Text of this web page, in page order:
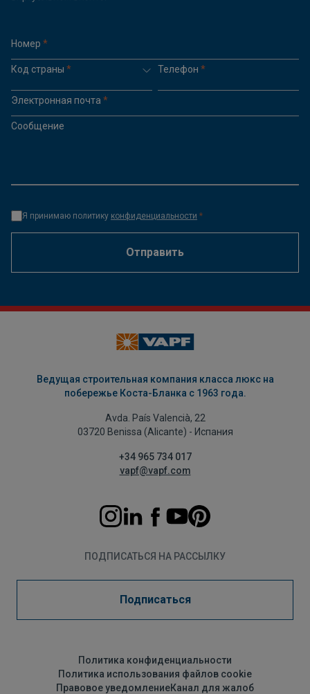
Номер *
Код страны * Телефон *
Электронная почта *
Сообщение
Я принимаю политику конфиденциальности *
Отправить
Ведущая строительная компания класса люкс на
побережье Коста-Бланка с 1963 года.
Avda. País Valencià, 22
03720 Benissa (Alicante) - Испания
+34 965 734 017
vapf@vapf.com
ПОДПИСАТЬСЯ НА РАССЫЛКУ
Подписаться
Политика конфиденциальности
Политика использования файлов cookie
Правовое уведомлениеКанал для жалоб